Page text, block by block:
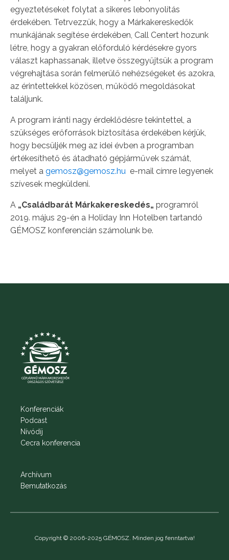
egyeztetéseket folytat a sikeres lebonyolítás
érdekében. Tetrvezzük, hogy a Márkakereskedők
munkájának segítése érdekében, Call Centert hozunk
létre, hogy a gyakran előforduló kérdésekre gyors
választ kaphassanak, illetve összegyűjtsük a program
végrehajtása során felmerülő nehézségeket és azokra,
az érintettekkel közösen, működő megoldásokat
találjunk.
A program iránti nagy érdeklődésre tekintettel, a
szükséges erőforrások biztosítása érdekében kérjük,
hogy becsüljék meg az idei évben a programban
értékesíthető és átadható gépjárművek számát,
melyet a gemosz@gemosz.hu e-mail címre legyenek
szívesek megküldeni.
A „Családbarát Márkakereskedés„ programról
2019. május 29-én a Holiday Inn Hotelben tartandó
GÉMOSZ konferencián számolunk be.
Konferenciák
Podcast
Nívódíj
Cecra konferencia
Archívum
Bemutatkozás
Copyright © 2006-2025 GÉMOSZ. Minden jog fenntartva!